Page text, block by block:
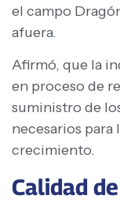
el campo
afuera.
Afirmó, que la
en proceso de
suministro de
necesarios para
crecimiento.
Calidad